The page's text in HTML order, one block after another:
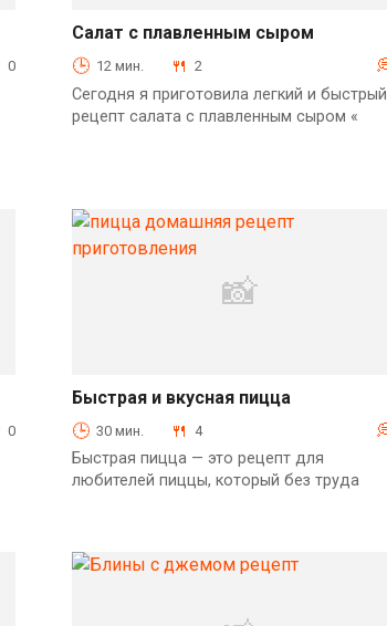
0
Салат с плавленным сыром
12 мин. 2
Сегодня я приготовила легкий и быстрый
рецепт салата с плавленным сыром «
0
Быстрая и вкусная пицца
30 мин. 4
Быстрая пицца — это рецепт для
любителей пиццы, который без труда